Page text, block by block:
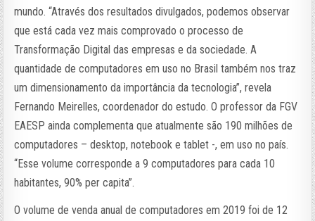
mundo. “Através dos resultados divulgados, podemos observar
que está cada vez mais comprovado o processo de
Transformação Digital das empresas e da sociedade. A
quantidade de computadores em uso no Brasil também nos traz
um dimensionamento da importância da tecnologia”, revela
Fernando Meirelles, coordenador do estudo. O professor da FGV
EAESP ainda complementa que atualmente são 190 milhões de
computadores – desktop, notebook e tablet -, em uso no país.
“Esse volume corresponde a 9 computadores para cada 10
habitantes, 90% per capita”.
O volume de venda anual de computadores em 2019 foi de 12